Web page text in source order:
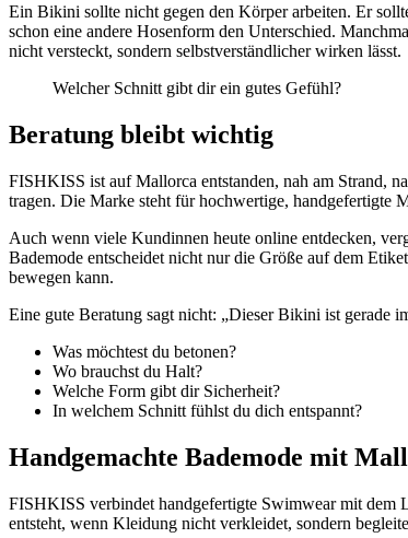
Ein Bikini sollte nicht gegen den Körper arbeiten. Er
schon eine andere Hosenform den Unterschied.
nicht versteckt, sondern selbstverständlicher wirken lässt.
Welcher Schnitt gibt dir ein gutes Gefühl?
Beratung bleibt wichtig
FISHKISS ist auf Mallorca entstanden, nah am Strand,
tragen. Die Marke steht für hochwertige, handgefertigte
Auch wenn viele Kundinnen heute online entdecken,
Bademode entscheidet nicht nur die Größe auf dem
bewegen kann.
Eine gute Beratung sagt nicht: „Dieser Bikini ist gerade
Was möchtest du betonen?
Wo brauchst du Halt?
Welche Form gibt dir Sicherheit?
In welchem Schnitt fühlst du dich entspannt?
Handgemachte Bademode mit
FISHKISS verbindet handgefertigte Swimwear mit dem
entsteht, wenn Kleidung nicht verkleidet, sondern